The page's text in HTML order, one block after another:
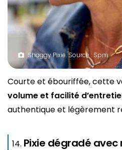
Shaggy Pixie. Source : Spm
Courte et ébouriffée, cette
volume et facilité
authentique et légèrement
Pixie dégradé